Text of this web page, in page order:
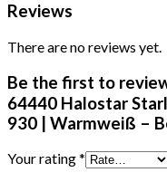
Reviews
There are no reviews yet.
Be the first to
64440 Halostar
930 | Warmweiß –
Your rating*